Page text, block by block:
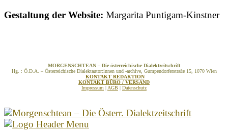
Gestaltung der Website: Margarita Puntigam-Kinstner
MORGENSCHTEAN – Die österreichische Dialektzeitschrift
Hg. : Ö.D.A. – Österreichische Dialektautor:innen und -archive, Gumpendorferstraße 15, 1070 Wien
KONTAKT REDAKTION
KONTAKT BÜRO / VERSAND
Impressum | AGB | Datenschutz